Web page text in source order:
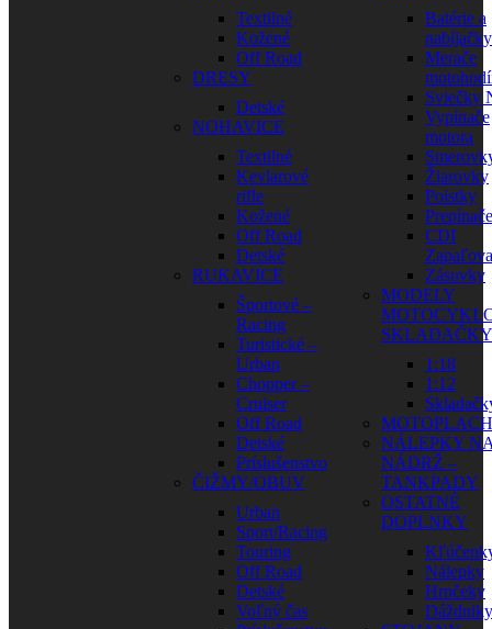
Textilné
Kožené
Off Road
DRESY
Detské
NOHAVICE
Textilné
Kevlarové
rifle
Kožené
Off Road
Detské
RUKAVICE
Športové –
Racing
Turistické –
Urban
Chopper –
Cruiser
Off Road
Detské
Príslušenstvo
ČIŽMY/OBUV
Urban
Sport/Racing
Touring
Off Road
Detské
Voľný čas
Batérie a
nabíjačky
Merače
Sviečky
Vypínače
motora
Žiarovky
Poistky
Prepínače
CDI
Zásuvky
MODELY
SKLADAČKY
1:18
1:12
NÁLEPKY
NÁDRŽ –
TANKPADY
OSTATNÉ
DOPLNKY
Nálepky
Hrnčeky
Dáždniky